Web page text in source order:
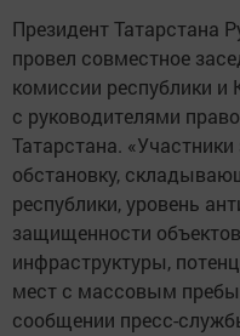
Президент Татарстана
провел совместное
комиссии республики
с руководителями
Татарстана.
обстановку,
республики, уровень
защищенности
инфраструктуры,
мест с массовым
сообщении пресс-